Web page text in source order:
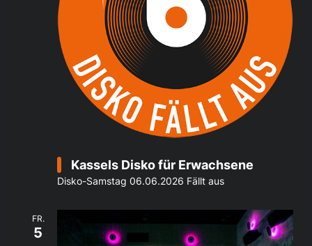
Kassels Disko für Erwachsene
Disko-Samstag 06.06.2026 Fällt aus
FR.
5